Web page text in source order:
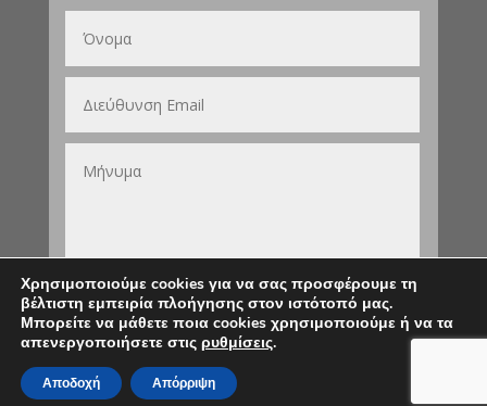
10 + 9= Υποβολή
Χρησιμοποιούμε cookies για να σας προσφέρουμε τη
βέλτιστη εμπειρία πλοήγησης στον ιστότοπό μας.
Μπορείτε να μάθετε ποια cookies χρησιμοποιούμε ή να τα
απενεργοποιήσετε στις ρυθμίσεις.
Αποδοχή Απόρριψη